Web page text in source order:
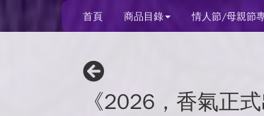
首頁 商品目錄 情人節/母親節
《2026，香氣正